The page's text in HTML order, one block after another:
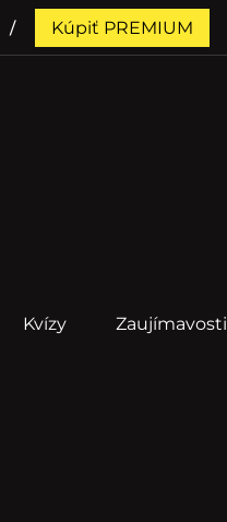
Kúpiť PREMIUM
Kvízy Zaujímavosti